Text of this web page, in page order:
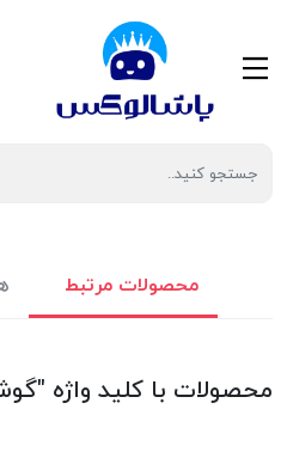
محصولات مرتبط
محصولات با کلید واژه